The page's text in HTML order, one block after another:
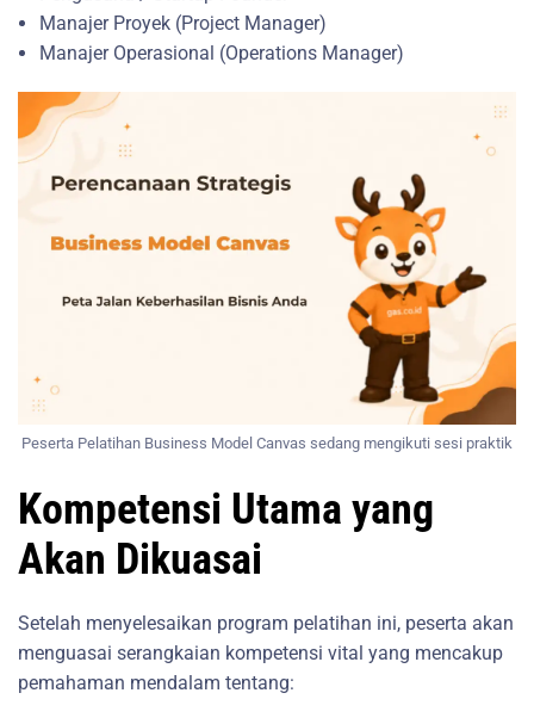
Manajer Proyek (Project Manager)
Manajer Operasional (Operations Manager)
Peserta Pelatihan Business Model Canvas sedang mengikuti sesi praktik
Kompetensi Utama yang
Akan Dikuasai
Setelah menyelesaikan program pelatihan ini, peserta akan
menguasai serangkaian kompetensi vital yang mencakup
pemahaman mendalam tentang: